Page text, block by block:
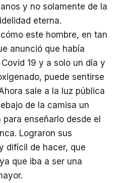
y no solamente de la
eterna.
este hombre, en tan
anunció que había
19 y a solo un día y
puede sentirse
sale a la luz pública
de la camisa un
enseñarlo desde el
Lograron sus
difícil de hacer, que
que iba a ser una